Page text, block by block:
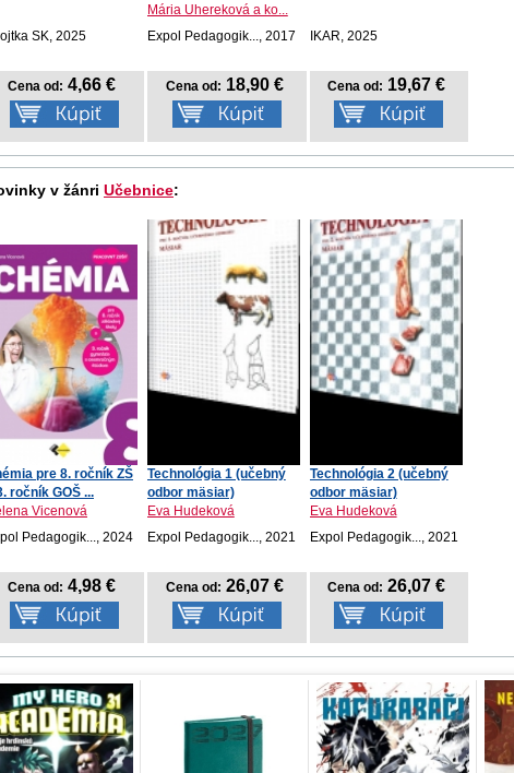
SK, 2025
Cena od: 4,66 €
Mária Uhereková a ko...
Expol Pedagogik..., 2017
Cena od: 18,90 €
IKAR, 2025
Cena od: 19,67 €
v žánri Učebnice:
pre 8. ročník ZŠ
ročník GOŠ ...
Vicenová
Pedagogik..., 2024
Cena od: 4,98 €
Technológia 1 (učebný
odbor mäsiar)
Eva Hudeková
Expol Pedagogik..., 2021
Cena od: 26,07 €
Technológia 2 (učebný
odbor mäsiar)
Eva Hudeková
Expol Pedagogik..., 2021
Cena od: 26,07 €